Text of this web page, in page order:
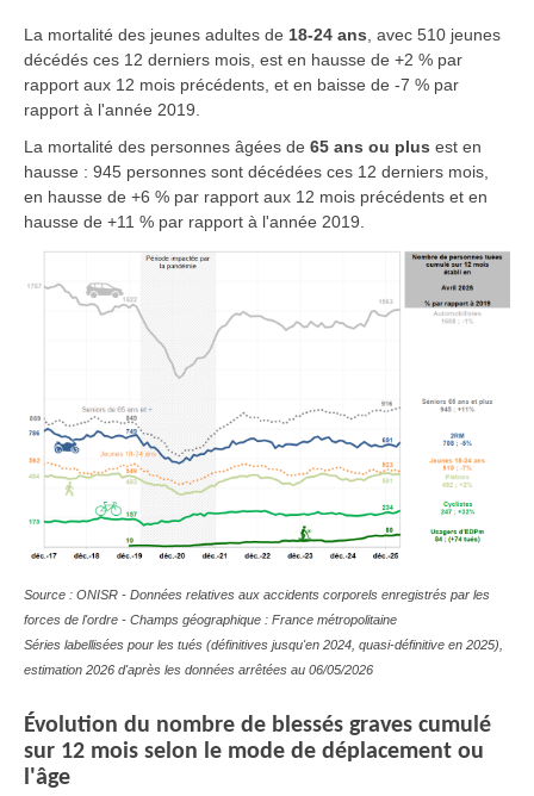
La mortalité des jeunes adultes de 18-24 ans , avec 510 jeunes
décédés ces 12 derniers mois, est en hausse de +2 % par
rapport aux 12 mois précédents, et en baisse de -7 % par
rapport à l'année 2019.
La mortalité des personnes âgées de 65 ans ou plus est en
hausse : 945 personnes sont décédées ces 12 derniers mois,
en hausse de +6 % par rapport aux 12 mois précédents et en
hausse de +11 % par rapport à l'année 2019.
Source : ONISR - Données relatives aux accidents corporels enregistrés par les
forces de l'ordre - Champs géographique : France métropolitaine
Séries labellisées pour les tués (définitives jusqu'en 2024, quasi-définitive en 2025),
estimation 2026 d'après les données arrêtées au 06/05/2026
Évolution du nombre de blessés graves cumulé
sur 12 mois selon le mode de déplacement ou
l'âge